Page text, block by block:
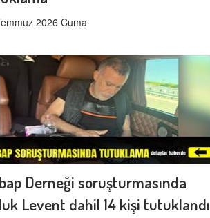
2026 Cuma
Derneği soruşturmasında
Levent dahil 14 kişi tutuklandı